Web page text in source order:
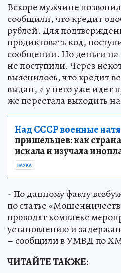
Вскоре мужчине
сообщили, что кредит
рублей. Для
продиктовать код,
сообщении. Но деньги
не поступили. Через
выяснилось, что кредит
выдан, а у него уже идет
же перестала выходить на
Над СССР военные
пришельцев: как
искала и изучала
НАУКА
- По данному факту
по статье
проводят комплекс
установлению и
– сообщили в УМВД по
ЧИТАЙТЕ ТАКЖЕ: